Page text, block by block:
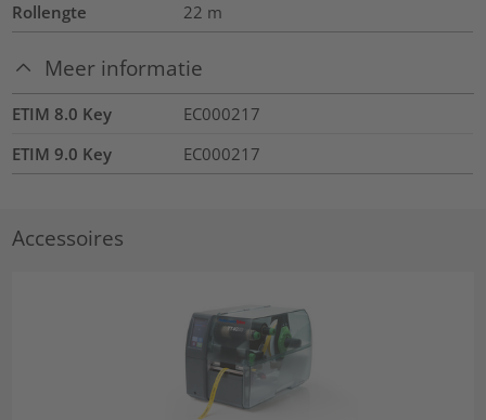
Rollengte
22 m
Meer informatie
ETIM 8.0 Key
EC000217
ETIM 9.0 Key
EC000217
Accessoires